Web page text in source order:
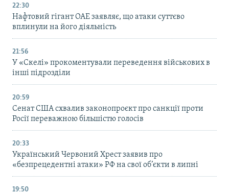
22:30
Нафтовий гігант ОАЕ заявляє, що атаки суттєво
вплинули на його діяльність
21:56
У «Скелі» прокоментували переведення військових в
інші підрозділи
20:59
Cенат США схвалив законопроєкт про санкції проти
Росії переважною більшістю голосів
20:33
Український Червоний Хрест заявив про
«безпрецедентні атаки» РФ на свої об’єкти в липні
19:50